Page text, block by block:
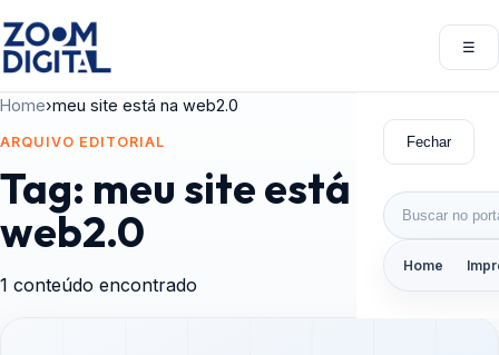
☰
Fechar
Buscar por:
Home
Home›meu site está na web2.0
ARQUIVO EDITORIAL
Tag: meu site está na
web2.0
1 conteúdo encontrado